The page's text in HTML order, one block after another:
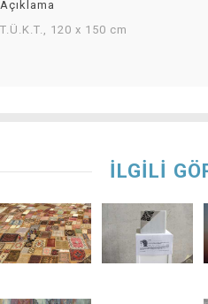
Açıklama
T.Ü.K.T., 120 x 150 cm
İLGİLİ